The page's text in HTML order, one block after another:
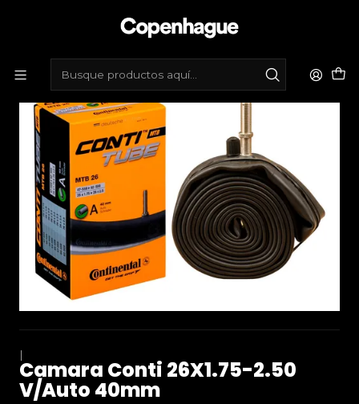
Tienda de bicicletas Mantenimiento
Camara Conti 26X1.75-2.50 V/Auto 40mm
|
Camara Conti 26X1.75-2.50
V/Auto 40mm